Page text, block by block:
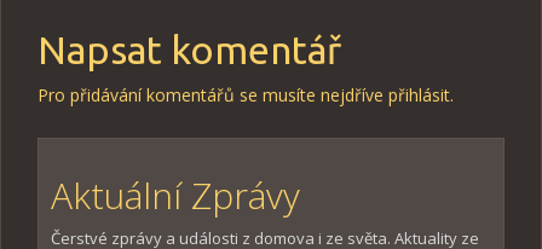
Napsat komentář
Pro přidávání komentářů se musíte nejdříve přihlásit.
Aktuální Zprávy
Čerstvé zprávy a události z domova i ze světa. Aktuality ze